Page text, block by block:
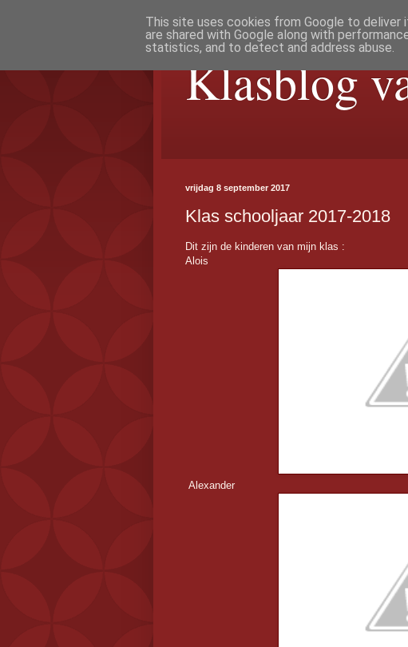
Klasblog
vrijdag 8 september 2017
Klas schooljaar 2017-2018
Dit zijn de kinderen van mijn klas :
Alois
Alexander
This site uses cookies from Google to deliver
are shared with Google along with
statistics, and to detect and address abuse.